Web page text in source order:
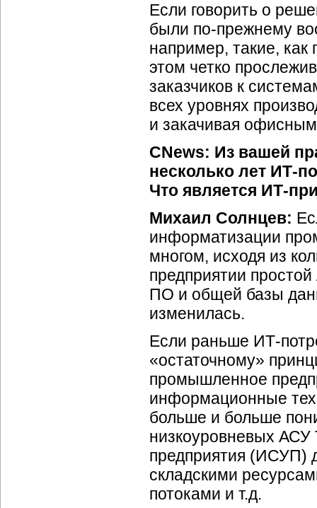
Если говорить о
были по-прежнему
например, такие, как
этом четко
заказчиков к
всех уровнях
и закачивая
CNews: Из вашей
несколько лет ИТ-
Что является ИТ-
Михаил Солнцев:
информатизации
многом, исходя из
предприятии
ПО и общей базы
изменилась.
Если раньше ИТ-
«остаточному»
промышленное
информационные
больше и больше
низкоуровневых АСУ
предприятия (ИСУП)
складскими
потоками и т.д.